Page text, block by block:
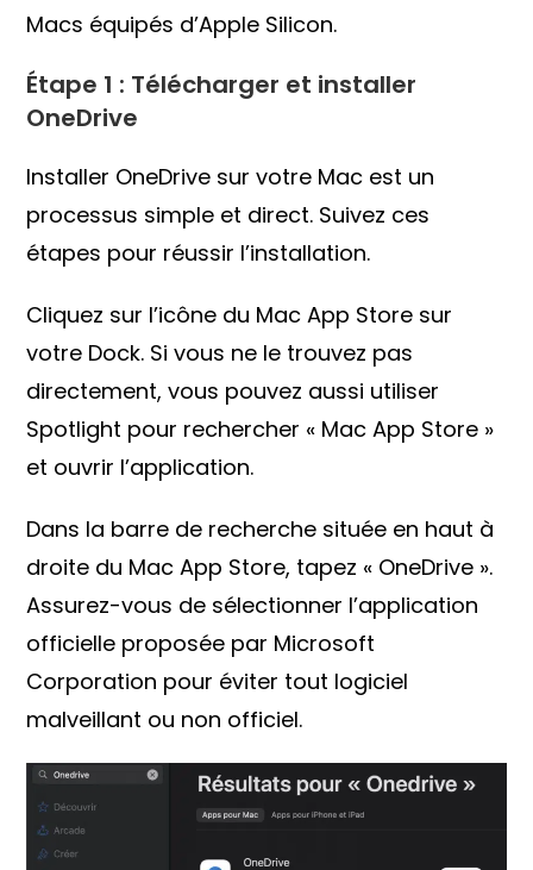
Macs équipés d’Apple Silicon.
Étape 1 : Télécharger et installer
OneDrive
Installer OneDrive sur votre Mac est un
processus simple et direct. Suivez ces
étapes pour réussir l’installation.
Cliquez sur l’icône du Mac App Store sur
votre Dock. Si vous ne le trouvez pas
directement, vous pouvez aussi utiliser
Spotlight pour rechercher « Mac App Store »
et ouvrir l’application.
Dans la barre de recherche située en haut à
droite du Mac App Store, tapez « OneDrive ».
Assurez-vous de sélectionner l’application
officielle proposée par Microsoft
Corporation pour éviter tout logiciel
malveillant ou non officiel.